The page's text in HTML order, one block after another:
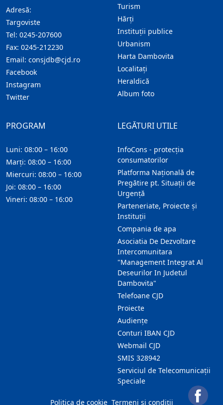
Adresă:
Targoviste
Tel: 0245-207600
Fax: 0245-212230
Email: consjdb@cjd.ro
Facebook
Instagram
Twitter
Turism
Hărţi
Instituţii publice
Urbanism
Harta Dambovita
Localitaţi
Heraldică
Album foto
LEGĂTURI UTILE
InfoCons - protecția
consumatorilor
Platforma Națională de
Pregătire pt. Situații de
Urgență
Parteneriate, Proiecte și
Instituții
Compania de apa
Asociatia De Dezvoltare
Intercomunitara
"Management Integrat Al
Deseurilor In Judetul
Dambovita"
Telefoane CJD
Proiecte
Audienţe
Conturi IBAN CJD
Webmail CJD
SMIS 328942
Serviciul de Telecomunicații
Speciale
PROGRAM
Luni: 08:00 – 16:00
Marți: 08:00 – 16:00
Miercuri: 08:00 – 16:00
Joi: 08:00 – 16:00
Vineri: 08:00 – 16:00
Politica de cookie Termeni și condiții